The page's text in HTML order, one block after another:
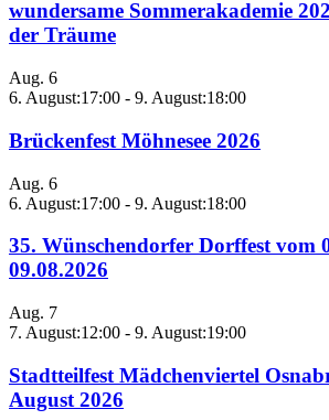
wundersame Sommerakademie
der Träume
Aug. 6
6. August:17:00 - 9. August:18:00
Brückenfest Möhnesee 2026
Aug. 6
6. August:17:00 - 9. August:18:00
35. Wünschendorfer Dorffest vom
09.08.2026
Aug. 7
7. August:12:00 - 9. August:19:00
Stadtteilfest Mädchenviertel
August 2026